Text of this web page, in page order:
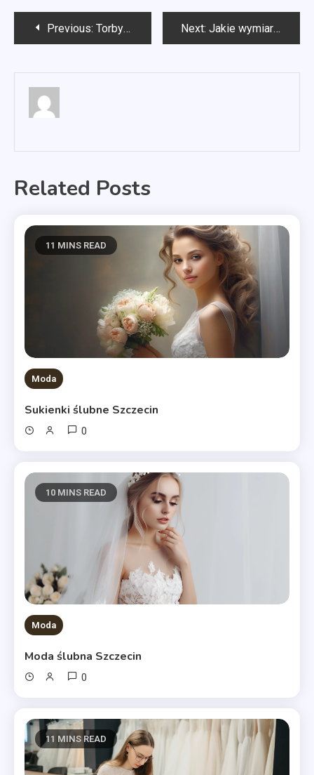
Nawigacja
Previous: Torby na codzień Next: Jakie wymiary torby podręcznej do samolotu?
Related Posts
11 MINS READ
Moda
Sukienki ślubne Szczecin
0
10 MINS READ
Moda
Moda ślubna Szczecin
0
11 MINS READ